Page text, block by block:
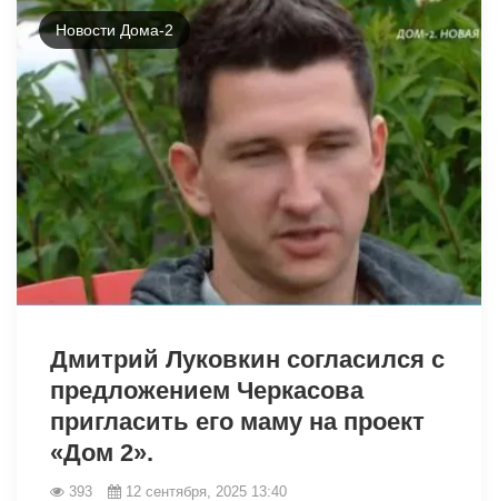
Новости Дома-2
Дмитрий Луковкин согласился с
предложением Черкасова
пригласить его маму на проект
«Дом 2».
393 12 сентября, 2025 13:40